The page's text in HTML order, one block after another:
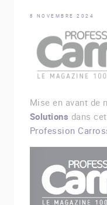
8 NOVEMBRE 2024
Mise en avant de
Solutions dans
Profession